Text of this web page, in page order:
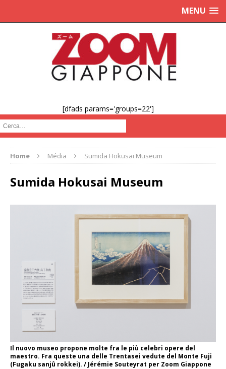
MENU
[dfads params='groups=22']
Cerca :
Home Média Sumida Hokusai Museum
Sumida Hokusai Museum
Il nuovo museo propone molte fra le più celebri opere del
maestro. Fra queste una delle Trentasei vedute del Monte Fuji
(Fugaku sanjû rokkei). / Jérémie Souteyrat per Zoom Giappone